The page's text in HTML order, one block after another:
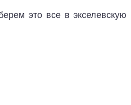
это все в экселевскую